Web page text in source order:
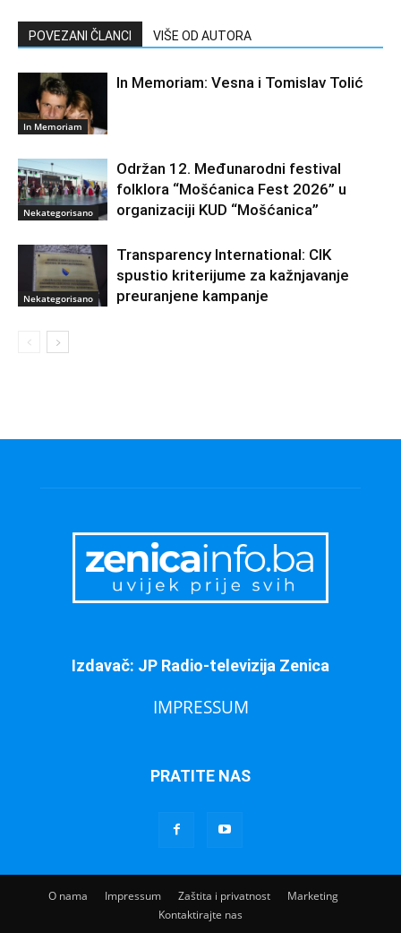
POVEZANI ČLANCI VIŠE OD AUTORA
In Memoriam
In Memoriam: Vesna i Tomislav Tolić
Nekategorisano
Održan 12. Međunarodni festival
folklora “Mošćanica Fest 2026” u
organizaciji KUD “Mošćanica”
Nekategorisano
Transparency International: CIK
spustio kriterijume za kažnjavanje
preuranjene kampanje
Izdavač: JP Radio-televizija Zenica
IMPRESSUM
PRATITE NAS
O nama Impressum Zaštita i privatnost
Marketing
Kontaktirajte nas